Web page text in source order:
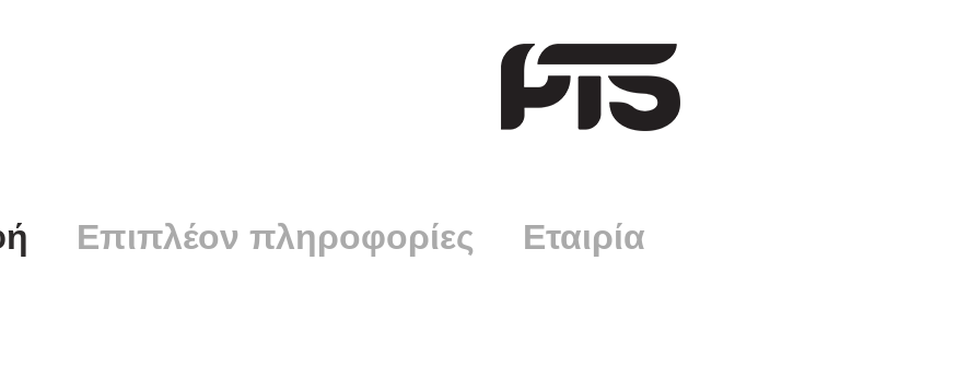
Επιπλέον πληροφορίες Εταιρία